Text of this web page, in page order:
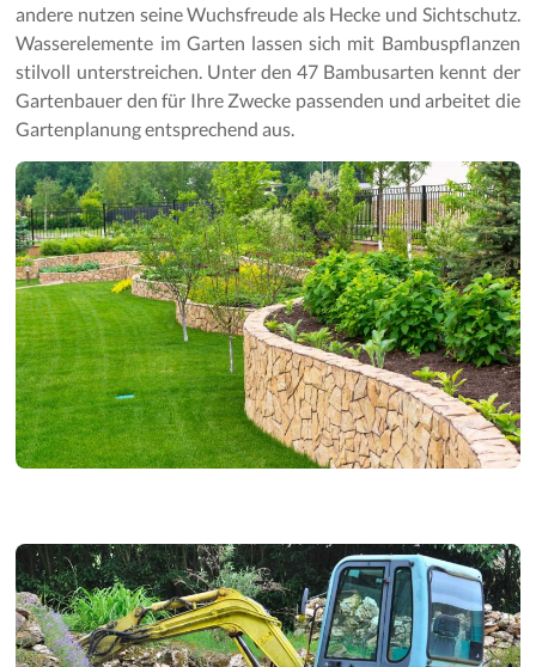
–
Gartenpflege
andere nutzen seine Wuchsfreude als Hecke und Sichtschutz.
Wasserelemente im Garten lassen sich mit Bambuspflanzen
stilvoll unterstreichen. Unter den 47 Bambusarten kennt der
Gartenbauer den für Ihre Zwecke passenden und arbeitet die
Gartenplanung entsprechend aus.